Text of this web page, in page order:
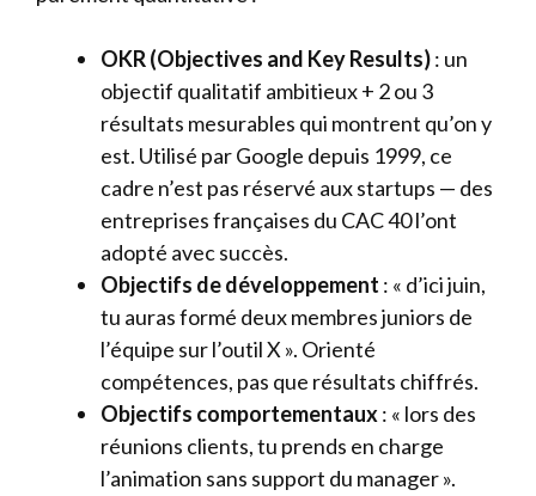
OKR (Objectives and Key Results): un
objectif qualitatif ambitieux + 2 ou 3
résultats mesurables qui montrent qu’on y
est. Utilisé par Google depuis 1999, ce
cadre n’est pas réservé aux startups — des
entreprises françaises du CAC 40 l’ont
adopté avec succès.
Objectifs de développement : « d’ici juin,
tu auras formé deux membres juniors de
l’équipe sur l’outil X ». Orienté
compétences, pas que résultats chiffrés.
Objectifs comportementaux: « lors des
réunions clients, tu prends en charge
l’animation sans support du manager ».